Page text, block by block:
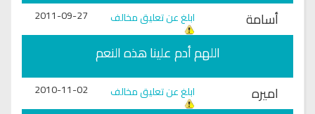
أسامة
ابلغ عن تعليق مخالف 2011-09-27
اللهم أدم علينا هذه النعم
اميره
ابلغ عن تعليق مخالف 2010-11-02